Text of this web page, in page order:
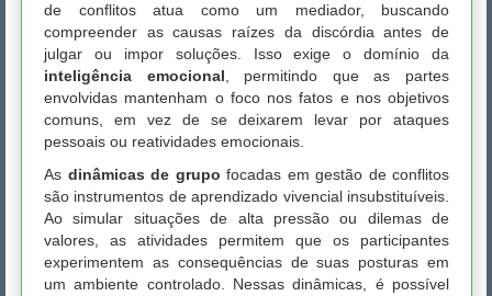
de conflitos atua como um mediador, buscando
compreender as causas raízes da discórdia antes de
julgar ou impor soluções. Isso exige o domínio da
inteligência emocional , permitindo que as partes
envolvidas mantenham o foco nos fatos e nos objetivos
comuns, em vez de se deixarem levar por ataques
pessoais ou reatividades emocionais.
As dinâmicas de grupo focadas em gestão de conflitos
são instrumentos de aprendizado vivencial insubstituíveis.
Ao simular situações de alta pressão ou dilemas de
valores, as atividades permitem que os participantes
experimentem as consequências de suas posturas em
um ambiente controlado. Nessas dinâmicas, é possível